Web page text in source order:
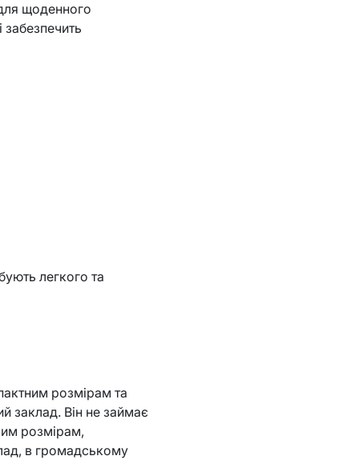
щоденного
легкого та
розмірам та
заклад. Він не займає
розмірам,
в громадському